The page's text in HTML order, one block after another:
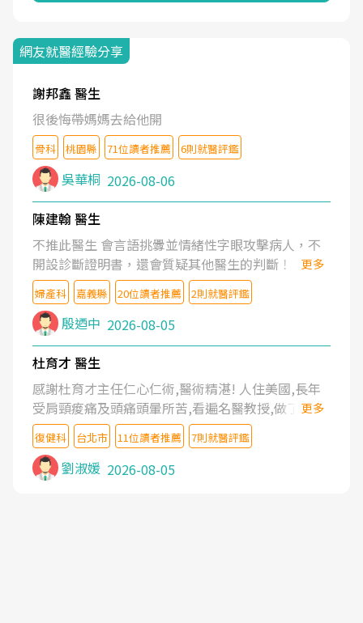
網友就醫經驗分享
謝邦鑫 醫生
很後悔帶媽媽去給他開
骨科 桃園縣 71位讀者推薦 6則就醫評鑑
吳華桐 2026-08-06
陳建翰 醫生
不推此醫生 會言語挑釁並情緒性字眼攻擊病人，不
開設診斷證明書，還會質疑其他醫生的判斷！
更多
婦產科 嘉義縣 20位讀者推薦 2則就醫評鑑
殷迺中 2026-08-05
杜育才 醫生
感謝杜育才主任仁心仁術,醫術精湛! 人住美國,長年
受肩頸痠痛及頭痛頭暈所苦,看遍名醫教授,做了各種
檢查,也嘗試過西醫打針,中醫針灸及物理徒手治療都
沒有用,後來連吃到嗎啡類止痛藥都效果有限,只是壓
症狀,沒多久就痛起來,多年失眠嚴重影響生活品質.
台灣親友介紹忠孝醫院杜育才主任是頸頭症候群專
更多
復健科 台北市 11位讀者推薦 7則就醫評鑑
劉淑媛 2026-08-05